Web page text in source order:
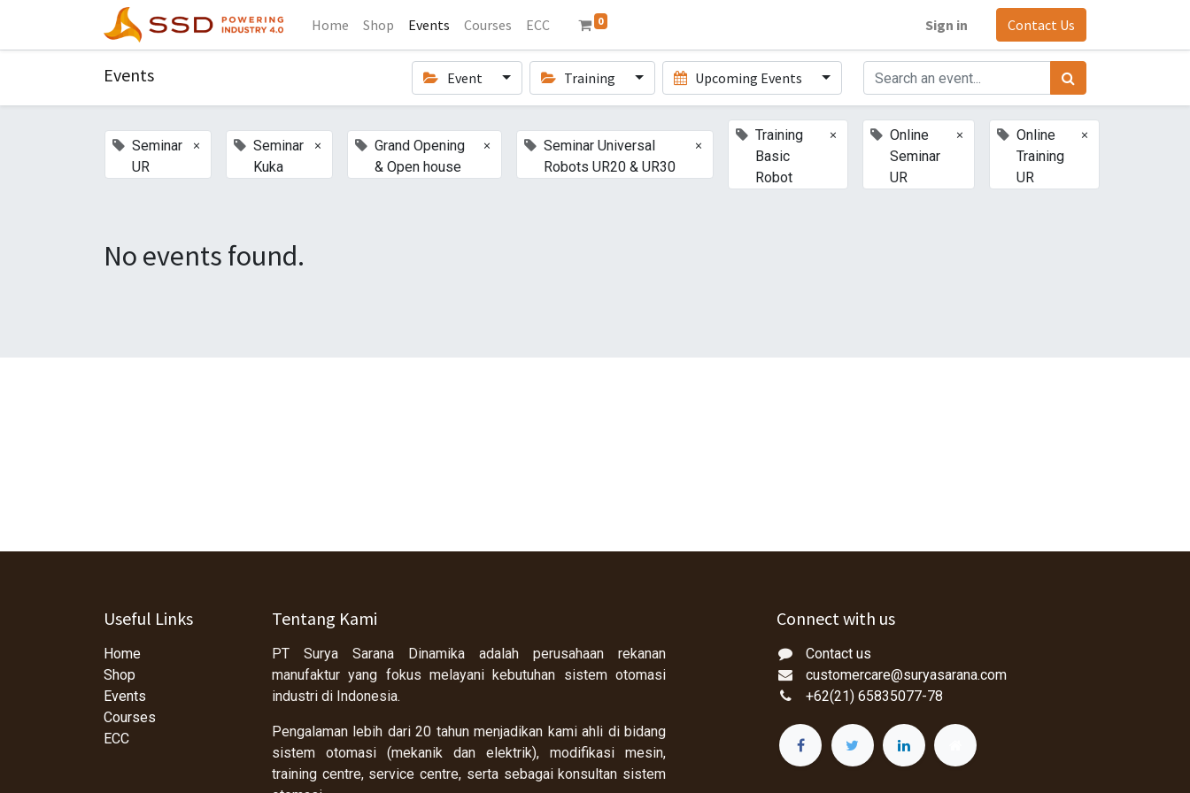
Home Shop Events Courses ECC 0 Sign in Contact Us
Events Event Training Upcoming Events
Seminar
UR
×
Seminar
Kuka
×
Grand Opening
& Open house
×
Seminar Universal
Robots UR20 & UR30
×
Training
Basic
Robot
×
Online
Seminar
UR
×
Online
Training
UR
×
No events found.
Useful Links
Home
Shop
Events
Courses
ECC
Tentang Kami
PT Surya Sarana Dinamika adalah perusahaan rekanan
manufaktur yang fokus melayani kebutuhan sistem otomasi
industri di Indonesia.
Pengalaman lebih dari 20 tahun menjadikan kami ahli di bidang
sistem otomasi (mekanik dan elektrik), modifikasi mesin,
training centre, service centre, serta sebagai konsultan sistem
Connect with us
Contact us
customercare@suryasarana.com
+62(21) 65835077-78